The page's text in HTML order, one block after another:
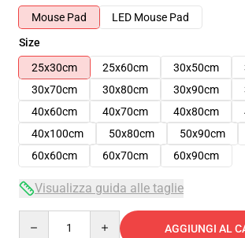
Mouse Pad
LED Mouse Pad
Size
25x30cm
25x60cm 30x50cm
30x70cm
30x80cm 30x90cm
40x60cm
40x70cm 40x80cm
40x100cm
50x80cm 50x90cm
60x60cm
60x70cm 60x90cm
Visualizza guida alle taglie
AGGIUNGI AL